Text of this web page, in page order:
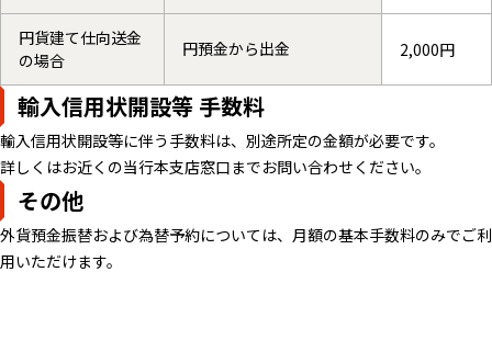
円貨建て仕向送金
の場合
円預金から出金 2,000円
輸入信用状開設等 手数料
輸入信用状開設等に伴う手数料は、別途所定の金額が必要です。
詳しくはお近くの当行本支店窓口までお問い合わせください。
その他
外貨預金振替および為替予約については、月額の基本手数料のみでご利
用いただけます。